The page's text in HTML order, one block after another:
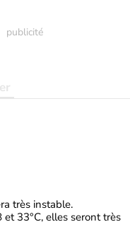
très instable.
33°C, elles seront très